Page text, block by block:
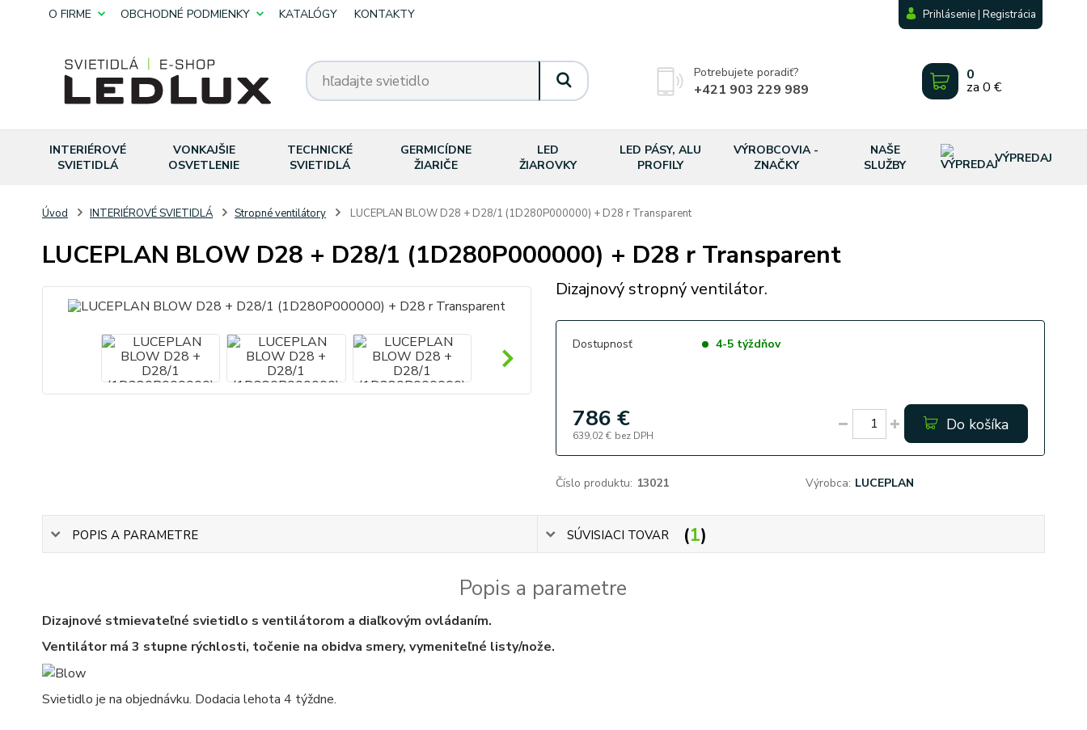
O FIRME OBCHODNÉ PODMIENKY KATALÓGY KONTAKTY Prihlásenie | Registrácia
Potrebujete poradiť?
+421 903 229 989
0
za 0 €
INTERIÉROVÉ
SVIETIDLÁ
VONKAJŠIE
OSVETLENIE
TECHNICKÉ
SVIETIDLÁ
GERMICÍDNE
ŽIARIČE
LED
ŽIAROVKY
LED PÁSY, ALU
PROFILY
VÝROBCOVIA -
ZNAČKY
NAŠE
SLUŽBY
VÝPREDAJ
Úvod INTERIÉROVÉ SVIETIDLÁ Stropné ventilátory LUCEPLAN BLOW D28 + D28/1 (1D280P000000) + D28 r Transparent
LUCEPLAN BLOW D28 + D28/1 (1D280P000000) + D28 r Transparent
Dizajnový stropný ventilátor.
Dostupnosť 4-5 týždňov
786 €
639,02 € bez DPH
Do košíka
Číslo produktu: 13021 Výrobca: LUCEPLAN
POPIS A PARAMETRE SÚVISIACI TOVAR 1
Popis a parametre
Dizajnové stmievateľné svietidlo s ventilátorom a diaľkovým ovládaním.
Ventilátor má 3 stupne rýchlosti, točenie na obidva smery, vymeniteľné listy/nože.
Svietidlo je na objednávku. Dodacia lehota 4 týždne.